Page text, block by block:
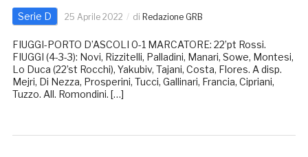
Serie D 25 Aprile 2022 di Redazione GRB
FIUGGI-PORTO D’ASCOLI 0-1 MARCATORE: 22’pt Rossi.
FIUGGI (4-3-3): Novi, Rizzitelli, Palladini, Manari, Sowe, Montesi,
Lo Duca (22’st Rocchi), Yakubiv, Tajani, Costa, Flores. A disp.
Mejri, Di Nezza, Prosperini, Tucci, Gallinari, Francia, Cipriani,
Tuzzo. All. Romondini. […]